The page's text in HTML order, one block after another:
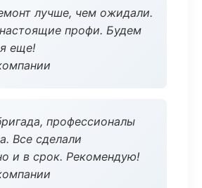
лучше, чем ожидали.
профи. Будем
еще!
профессионалы
Все сделали
и в срок. Рекомендую!